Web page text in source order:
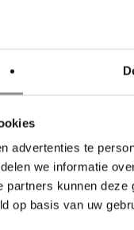
advertenties te
we informatie
partners kunnen
op basis van uw
specialiseert in de
jaar ervaring met
u, de klant. Zo